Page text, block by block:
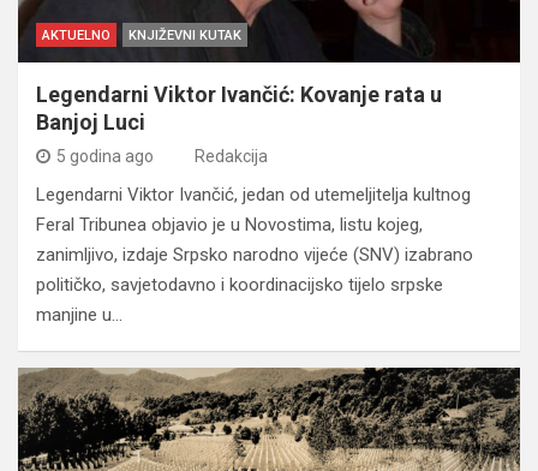
AKTUELNO KNJIŽEVNI KUTAK
Legendarni Viktor Ivančić: Kovanje rata u
Banjoj Luci
5 godina ago Redakcija
Legendarni Viktor Ivančić, jedan od utemeljitelja kultnog
Feral Tribunea objavio je u Novostima, listu kojeg,
zanimljivo, izdaje Srpsko narodno vijeće (SNV) izabrano
političko, savjetodavno i koordinacijsko tijelo srpske
manjine u…